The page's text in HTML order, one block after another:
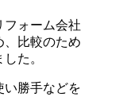
フォーム会社
、比較のため
た。
い勝手などを